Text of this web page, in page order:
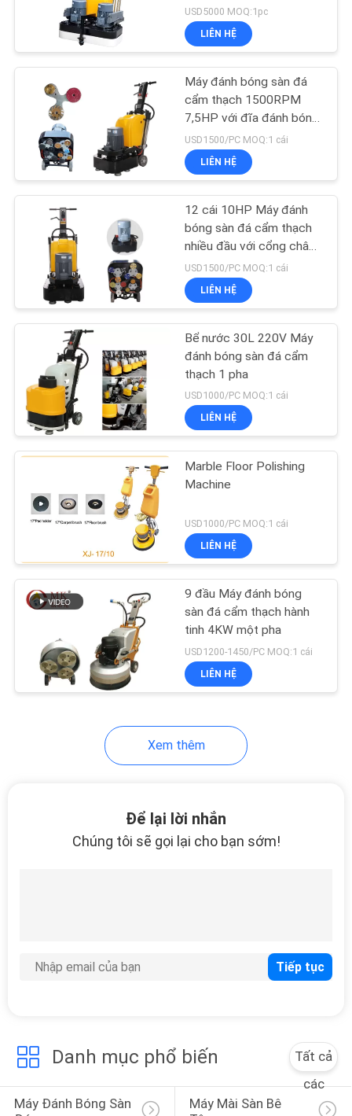
Đĩa mài kim cương
52
Miếng đánh bóng
kim cương
89
Diamond Resin
Pads
Máy làm sạch sàn
Máy đánh bóng sàn
Bột đánh bóng đá
20
Motor
USD5000 MOQ:1pc
LIÊN HỆ
Máy đánh bóng sàn đá
cẩm thạch 1500RPM
7,5HP với đĩa đánh bóng
kim cương
USD1500/PC MOQ:1 cái
LIÊN HỆ
12 cái 10HP Máy đánh
bóng sàn đá cẩm thạch
nhiều đầu với cổng chân
không
USD1500/PC MOQ:1 cái
LIÊN HỆ
Bể nước 30L 220V Máy
đánh bóng sàn đá cẩm
thạch 1 pha
USD1000/PC MOQ:1 cái
LIÊN HỆ
Marble Floor Polishing
Machine
USD1000/PC MOQ:1 cái
LIÊN HỆ
9 đầu Máy đánh bóng
sàn đá cẩm thạch hành
tinh 4KW một pha
USD1200-1450/PC MOQ:1 cái
LIÊN HỆ
Xem thêm
Để lại lời nhắn
Chúng tôi sẽ gọi lại cho bạn sớm!
Danh mục phổ biến
Tất cả
các
Máy Đánh Bóng Sàn
Máy Mài Sàn Bê